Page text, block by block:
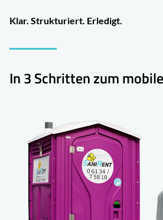
Klar. Strukturiert. Erledigt.
In 3 Schritten zum